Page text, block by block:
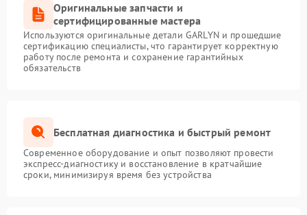
Оригинальные запчасти и
сертифицированные мастера
Используются оригинальные детали GARLYN и прошедшие
сертификацию специалисты, что гарантирует корректную
работу после ремонта и сохранение гарантийных
обязательств
Бесплатная диагностика и быстрый ремонт
Современное оборудование и опыт позволяют провести
экспресс-диагностику и восстановление в кратчайшие
сроки, минимизируя время без устройства